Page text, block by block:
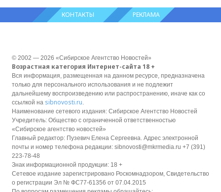
КОНТАКТЫ РЕКЛАМА
© 2002 — 2026 «Сибирское Агентство Новостей»
Возрастная категория Интернет-сайта 18 +
Вся информация, размещенная на данном ресурсе, предназначена
только для персонального использования и не подлежит
дальнейшему воспроизведению или распространению, иначе как со
ссылкой на sibnovosti.ru.
Наименование сетевого издания: Сибирское Агентство Новостей
Учредитель: Общество с ограниченной ответственностью
«Сибирское агентство новостей»
Главный редактор: Пузевич Елена Сергеевна. Адрес электронной
почты и номер телефона редакции: sibnovosti@mkrmedia.ru +7 (391)
223-78-48
Знак информационной продукции: 18 +
Сетевое издание зарегистрировано Роскомнадзором, Свидетельство
о регистрации Эл № ФС77-61356 от 07.04.2015